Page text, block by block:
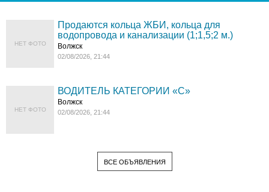
НЕТ ФОТО
Продаются кольца ЖБИ, кольца для
водопровода и канализации (1;1,5;2 м.)
Волжск
02/08/2026, 21:44
НЕТ ФОТО
ВОДИТЕЛЬ КАТЕГОРИИ «C»
Волжск
02/08/2026, 21:44
ВСЕ ОБЪЯВЛЕНИЯ